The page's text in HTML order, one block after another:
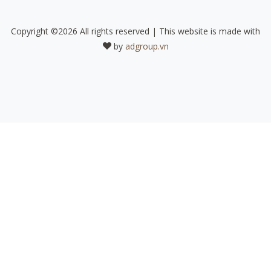
Copyright ©2026 All rights reserved | This website is made with
by adgroup.vn